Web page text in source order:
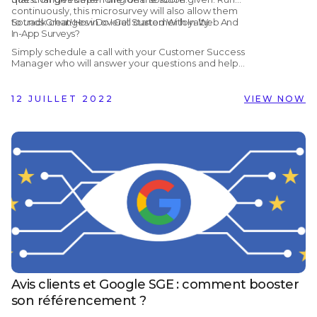
continuously, this microsurvey will also allow them
to track changes in overall customer loyalty.
Sounds Great! How Do I Get Started With In-Web And
In-App Surveys?
Simply schedule a call with your Customer Success
Manager who will answer your questions and help
find out more, you can schedule a
12 JUILLET 2022 VIEW NOW
Avis clients et Google SGE : comment booster
son référencement ?